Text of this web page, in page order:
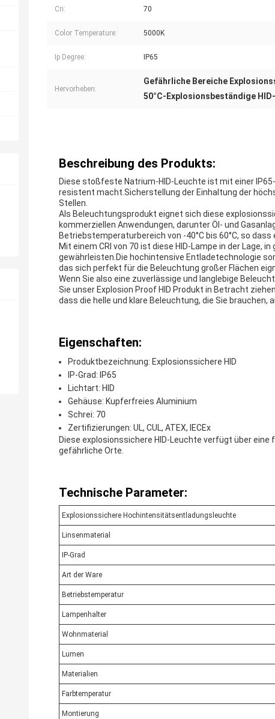
Cri: 70
Color Temperature: 5000K
Ip Degree: IP65
Hervorheben:
Gefährliche Bereiche
50°C-Explosionsbeständige
Beschreibung des Produkts:
Diese stoßfeste Natrium-HID-Leuchte ist mit einer
resistent macht.Sicherstellung der Einhaltung der
Stellen.
Als Beleuchtungsprodukt eignet sich diese
kommerziellen Anwendungen, darunter Öl- und
Betriebstemperaturbereich von -40°C bis 60°C, so
Mit einem CRI von 70 ist diese HID-Lampe in der Lage,
gewährleisten.Die hochintensive Entladetechnologie
das sich perfekt für die Beleuchtung großer Flächen
Wenn Sie also eine zuverlässige und langlebige
Sie unser Explosion Proof HID Produkt in Betracht
dass die helle und klare Beleuchtung, die Sie brauchen,
Eigenschaften:
Produktbezeichnung: Explosionssichere HID
IP-Grad: IP65
Lichtart: HID
Gehäuse: Kupferfreies Aluminium
Schrei: 70
Zertifizierungen: UL, CUL, ATEX, IECEx
Diese explosionssichere HID-Leuchte verfügt über
gefährliche Orte.
Technische Parameter:
Explosionssichere Hochintensitätsentladungsleuchte
Linsenmaterial
IP-Grad
Art der Ware
Betriebstemperatur
Lampenhalter
Wohnmaterial
Lumen
Materialien
Farbtemperatur
Montierung